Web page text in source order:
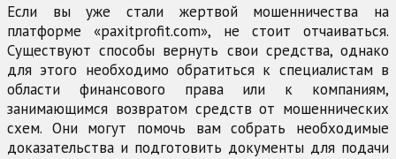
Если вы уже стали жертвой мошенничества на
платформе «paxitprofit.com», не стоит отчаиваться.
Существуют способы вернуть свои средства, однако
для этого необходимо обратиться к специалистам в
области финансового права или к компаниям,
занимающимся возвратом средств от мошеннических
схем. Они могут помочь вам собрать необходимые
доказательства и подготовить документы для подачи